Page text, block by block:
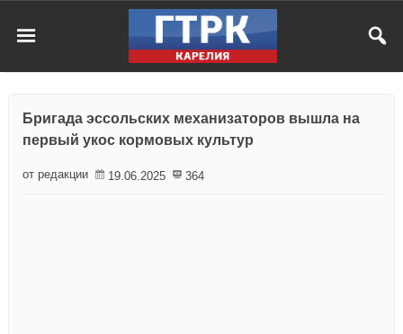
Бригада эссольских механизаторов вышла на
первый укос кормовых культур
от редакции 19.06.2025 364